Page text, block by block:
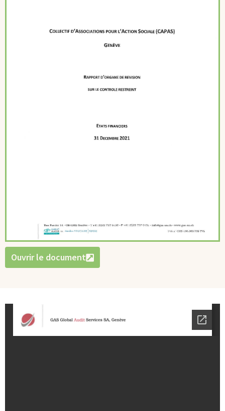
Ouvrir le document